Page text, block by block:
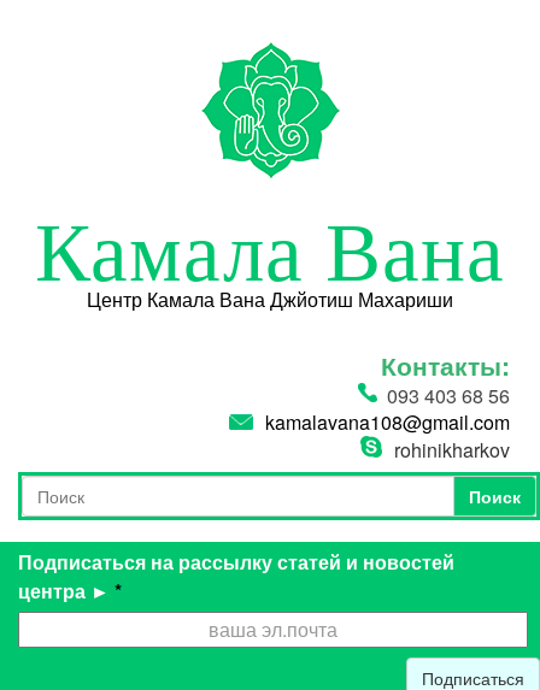
Камала Вана
Центр Камала Вана Джйотиш Махариши
Контакты:
093 403 68 56
kamalavana108@gmail.com
rohinikharkov
Форма поиска
Поиск
Поиск
Подписаться на рассылку статей и новостей
центра ► *
Подписаться